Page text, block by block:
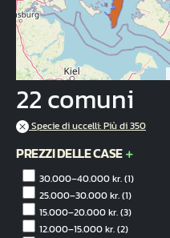
PREZZI DELLE CASE
30.000–40.000 kr.(1)
25.000–30.000 kr.(1)
15.000–20.000 kr.(3)
12.000–15.000 kr.(2)
22 comuni
Specie di uccelli: Più di 350